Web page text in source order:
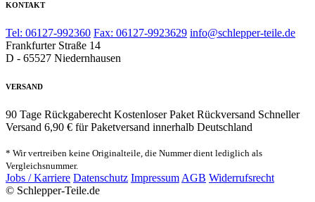
KONTAKT
Tel: 06127-992360 Fax: 06127-9923629 info@schlepper-teile.de
Frankfurter Straße 14
D - 65527 Niedernhausen
VERSAND
90 Tage Rückgaberecht Kostenloser Paket Rückversand Schneller
Versand 6,90 € für Paketversand innerhalb Deutschland
* Wir vertreiben keine Originalteile, die Nummer dient lediglich als
Vergleichsnummer.
Jobs / Karriere Datenschutz Impressum AGB Widerrufsrecht
© Schlepper-Teile.de